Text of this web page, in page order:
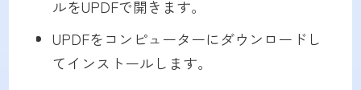
ルをUPDFで開きます。
UPDFをコンピューターにダウンロードし
てインストールします。